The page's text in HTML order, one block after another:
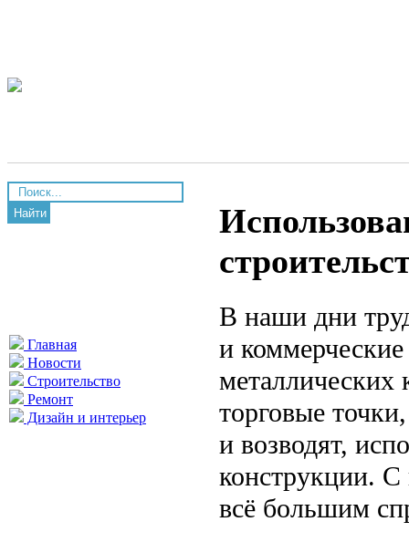
Найти
Главная
Новости
Строительство
Ремонт
Дизайн и интерьер
В наши дни
и
металлических
торговые
и возводят,
конструкции. С
всё большим